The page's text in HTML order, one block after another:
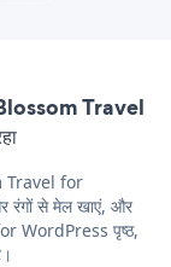
Travel
Travel for
रंगों से मेल खाएं, और
WordPress पृष्ठ,